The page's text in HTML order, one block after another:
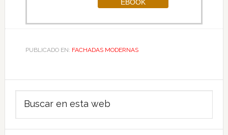
PUBLICADO EN: FACHADAS MODERNAS
Barra
lateral
principal